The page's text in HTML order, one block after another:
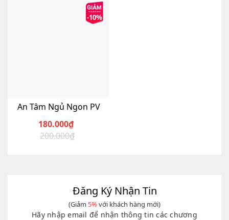
-10%
An Tâm Ngủ Ngon PV
200.000₫
Giá
180.000₫
Giá
Đăng Ký Nhận Tin
(Giảm 5%với khách hàng mới)
Hãy nhập email để nhận thông tin các chương